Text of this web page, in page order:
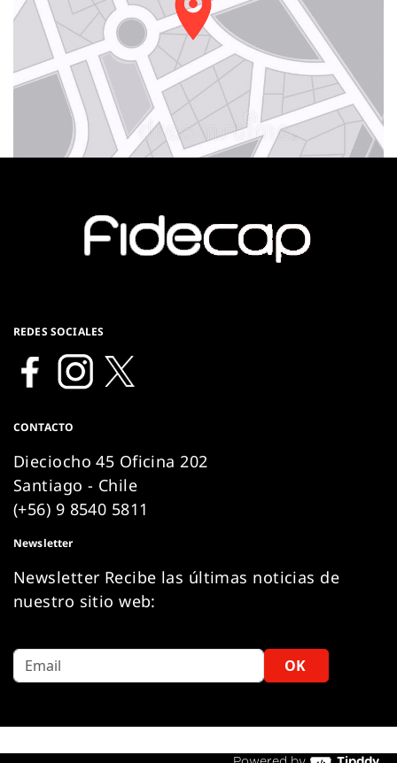
REDES SOCIALES
CONTACTO
Dieciocho 45 Oficina 202
Santiago - Chile
(+56) 9 8540 5811
Newsletter
Newsletter Recibe las últimas noticias de
nuestro sitio web:
OK